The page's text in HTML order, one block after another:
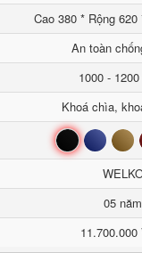
Cao 380 * Rộng
An toàn
1000 -
Khoá chìa,
Đen Xanh Nâu
05 năm